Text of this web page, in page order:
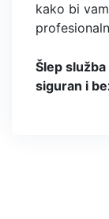
kako bi
Šlep
siguran i